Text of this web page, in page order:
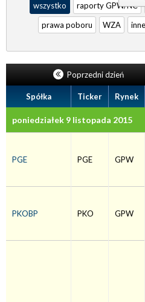
wszystko
raporty GPW/NC
prawa poboru
WZA inne
Poprzedni dzień
Spółka Ticker Rynek
poniedziałek 9 listopada 2015
PGE PGE GPW
PKOBP PKO GPW